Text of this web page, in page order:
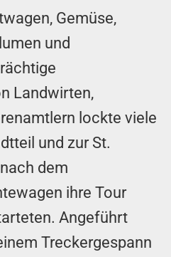
Gemüse,
und
Landwirten,
lockte viele
und zur St.
dem
ihre Tour
Angeführt
Treckergespann